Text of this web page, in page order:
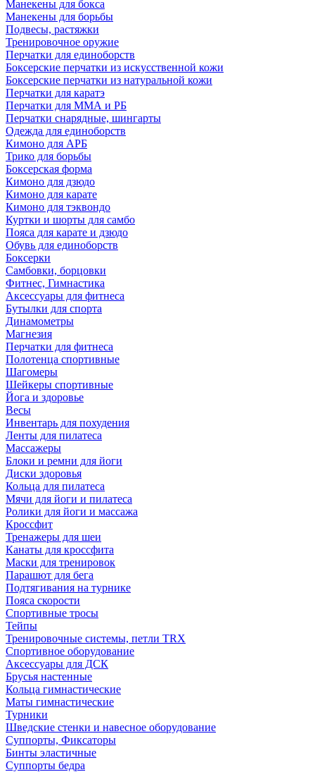
Манекены для бокса
Манекены для борьбы
Подвесы, растяжки
Тренировочное оружие
Перчатки для единоборств
Боксерские перчатки из искусственной кожи
Боксерские перчатки из натуральной кожи
Перчатки для каратэ
Перчатки для ММА и РБ
Перчатки снарядные, шингарты
Одежда для единоборств
Кимоно для АРБ
Трико для борьбы
Боксерская форма
Кимоно для дзюдо
Кимоно для карате
Кимоно для тэквондо
Куртки и шорты для самбо
Пояса для карате и дзюдо
Обувь для единоборств
Боксерки
Самбовки, борцовки
Фитнес, Гимнастика
Аксессуары для фитнеса
Бутылки для спорта
Динамометры
Магнезия
Перчатки для фитнеса
Полотенца спортивные
Шагомеры
Шейкеры спортивные
Йога и здоровье
Весы
Инвентарь для похудения
Ленты для пилатеса
Массажеры
Блоки и ремни для йоги
Диски здоровья
Кольца для пилатеса
Мячи для йоги и пилатеса
Ролики для йоги и массажа
Кроссфит
Тренажеры для шеи
Канаты для кроссфита
Маски для тренировок
Парашют для бега
Подтягивания на турнике
Пояса скорости
Спортивные тросы
Тейпы
Тренировочные системы, петли TRX
Спортивное оборудование
Аксессуары для ДСК
Брусья настенные
Кольца гимнастические
Маты гимнастические
Турники
Шведские стенки и навесное оборудование
Суппорты, Фиксаторы
Бинты эластичные
Суппорты бедра